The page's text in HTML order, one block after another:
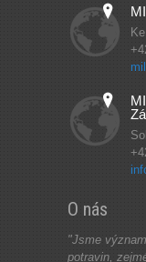
O nás
"Jsme
potravin,